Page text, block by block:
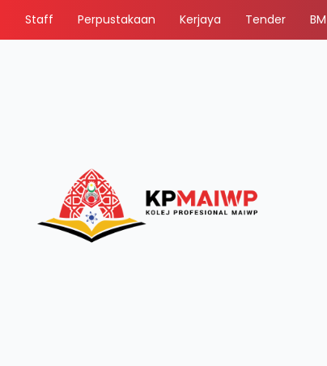
Staff Perpustakaan Kerjaya Tender BM